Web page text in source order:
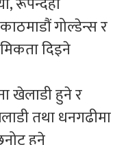
गोल्डेन्स र
दिइने
खेलाडी हुने र
तथा धनगढीमा